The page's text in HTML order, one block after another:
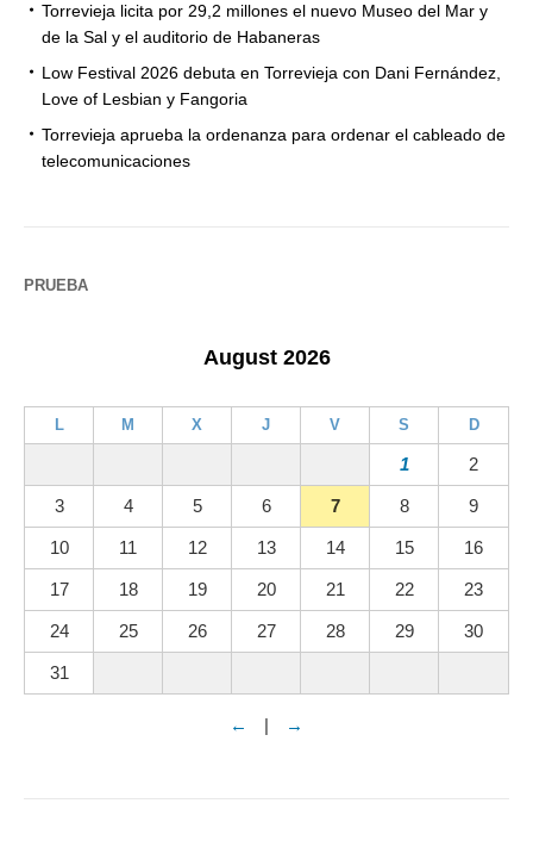
Torrevieja licita por 29,2 millones el nuevo Museo del Mar y
de la Sal y el auditorio de Habaneras
Low Festival 2026 debuta en Torrevieja con Dani Fernández,
Love of Lesbian y Fangoria
Torrevieja aprueba la ordenanza para ordenar el cableado de
telecomunicaciones
PRUEBA
August 2026
L M X J V S D
1 2
3 4 5 6 7 8 9
10 11 12 13 14 15 16
17 18 19 20 21 22 23
24 25 26 27 28 29 30
31
← | →